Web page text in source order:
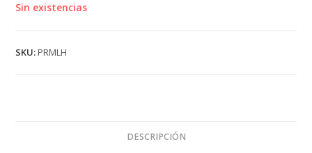
Sin existencias
SKU:PRMLH
DESCRIPCIÓN